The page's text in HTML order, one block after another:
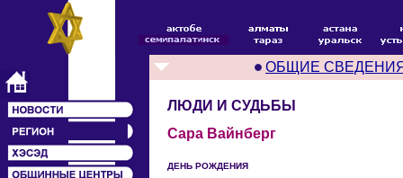
ОБЩИЕ
ЛЮДИ И СУДЬБЫ
Сара Вайнберг
ДЕНЬ РОЖДЕНИЯ